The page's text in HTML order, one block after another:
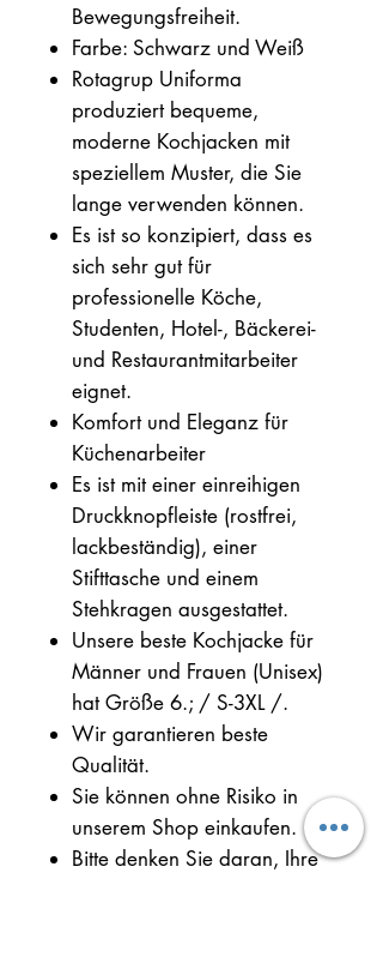
Bewegungsfreiheit.
Farbe: Schwarz und Weiß
Rotagrup Uniforma
produziert bequeme,
moderne Kochjacken mit
speziellem Muster, die Sie
lange verwenden können.
Es ist so konzipiert, dass es
sich sehr gut für
professionelle Köche,
Studenten, Hotel-, Bäckerei-
und Restaurantmitarbeiter
eignet.
Komfort und Eleganz für
Küchenarbeiter
Es ist mit einer einreihigen
Druckknopfleiste (rostfrei,
lackbeständig), einer
Stifttasche und einem
Stehkragen ausgestattet.
Unsere beste Kochjacke für
Männer und Frauen (Unisex)
hat Größe 6.; / S-3XL /.
Wir garantieren beste
Qualität.
Sie können ohne Risiko in
unserem Shop einkaufen.
Bitte denken Sie daran, Ihre